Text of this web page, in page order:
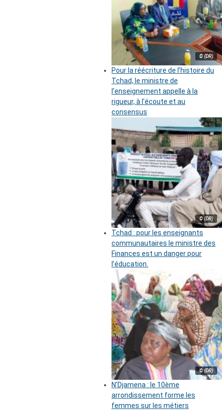
© (DR)
Pour la réécriture de l’histoire du
Tchad, le ministre de
l’enseignement appelle à la
rigueur, à l’écoute et au
consensus
© (DR)
Tchad : pour les enseignants
communautaires le ministre des
Finances est un danger pour
l’éducation.
© (DR)
N’Djamena : le 10ème
arrondissement forme les
femmes sur les métiers